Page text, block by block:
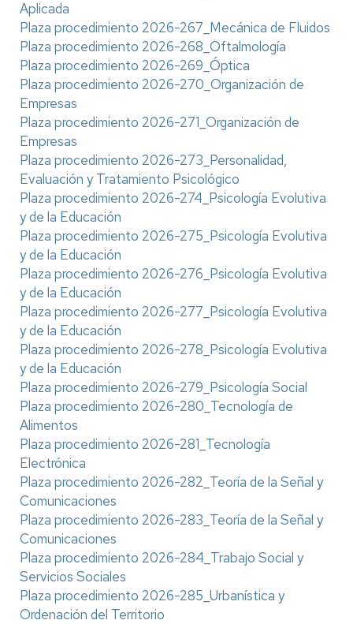
Aplicada
Plaza procedimiento 2026-267_Mecánica de Fluidos
Plaza procedimiento 2026-268_Oftalmología
Plaza procedimiento 2026-269_Óptica
Plaza procedimiento 2026-270_Organización de
Empresas
Plaza procedimiento 2026-271_Organización de
Empresas
Plaza procedimiento 2026-273_Personalidad,
Evaluación y Tratamiento Psicológico
Plaza procedimiento 2026-274_Psicología Evolutiva
y de la Educación
Plaza procedimiento 2026-275_Psicología Evolutiva
y de la Educación
Plaza procedimiento 2026-276_Psicología Evolutiva
y de la Educación
Plaza procedimiento 2026-277_Psicología Evolutiva
y de la Educación
Plaza procedimiento 2026-278_Psicología Evolutiva
y de la Educación
Plaza procedimiento 2026-279_Psicología Social
Plaza procedimiento 2026-280_Tecnología de
Alimentos
Plaza procedimiento 2026-281_Tecnología
Electrónica
Plaza procedimiento 2026-282_Teoría de la Señal y
Comunicaciones
Plaza procedimiento 2026-283_Teoría de la Señal y
Comunicaciones
Plaza procedimiento 2026-284_Trabajo Social y
Servicios Sociales
Plaza procedimiento 2026-285_Urbanística y
Ordenación del Territorio